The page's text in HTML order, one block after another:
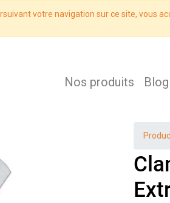
votre navigation sur ce site, vous
Nos produits Blog